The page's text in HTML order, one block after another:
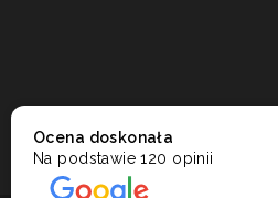
Ocena doskonała
Na podstawie120 opinii